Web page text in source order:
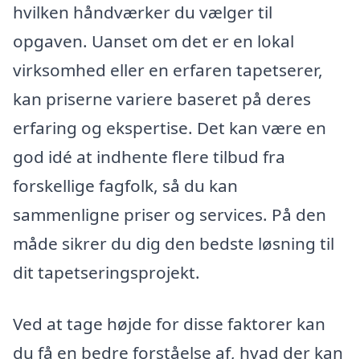
hvilken håndværker du vælger til
opgaven. Uanset om det er en lokal
virksomhed eller en erfaren tapetserer,
kan priserne variere baseret på deres
erfaring og ekspertise. Det kan være en
god idé at indhente flere tilbud fra
forskellige fagfolk, så du kan
sammenligne priser og services. På den
måde sikrer du dig den bedste løsning til
dit tapetseringsprojekt.
Ved at tage højde for disse faktorer kan
du få en bedre forståelse af, hvad der kan